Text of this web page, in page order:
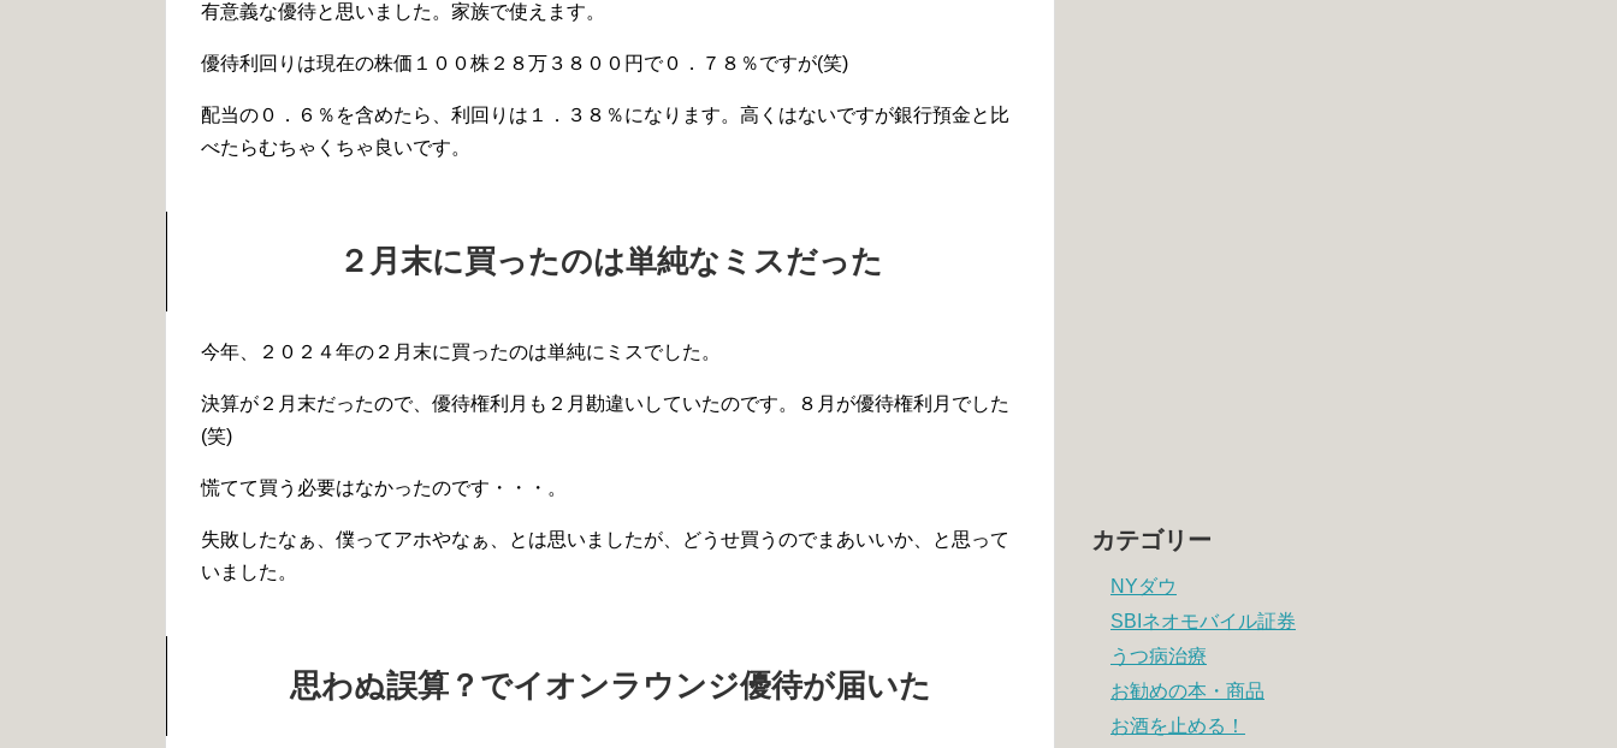
有意義な優待と思いました。家族で使えます。
優待利回りは現在の株価１００株２８万３８００円で０．７８％ですが(笑)
配当の０．６％を含めたら、利回りは１．３８％になります。高くはないですが銀行預金と比
べたらむちゃくちゃ良いです。
２月末に買ったのは単純なミスだった
今年、２０２４年の２月末に買ったのは単純にミスでした。
決算が２月末だったので、優待権利月も２月勘違いしていたのです。８月が優待権利月でした
(笑)
慌てて買う必要はなかったのです・・・。
失敗したなぁ、僕ってアホやなぁ、とは思いましたが、どうせ買うのでまあいいか、と思って
いました。
思わぬ誤算？でイオンラウンジ優待が届いた
カテゴリー
NYダウ
SBIネオモバイル証券
うつ病治療
お勧めの本・商品
お酒を止める！